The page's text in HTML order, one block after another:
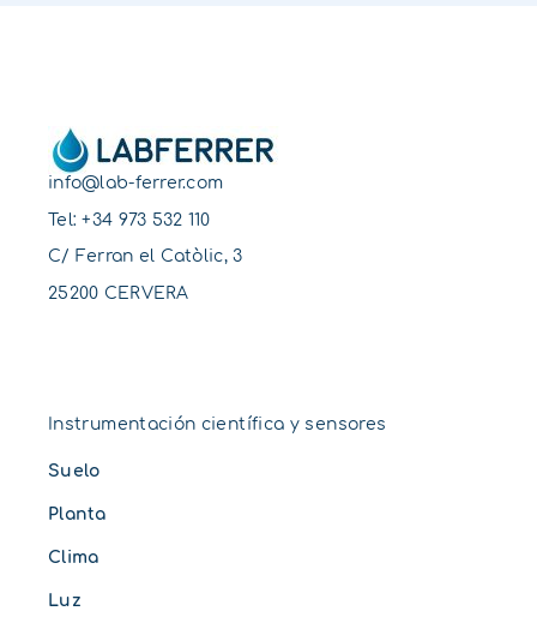
info@lab-ferrer.com
Tel:+34 973 532 110
C/ Ferran el Catòlic, 3
25200 CERVERA
Instrumentación científica y sensores
Suelo
Planta
Clima
Luz